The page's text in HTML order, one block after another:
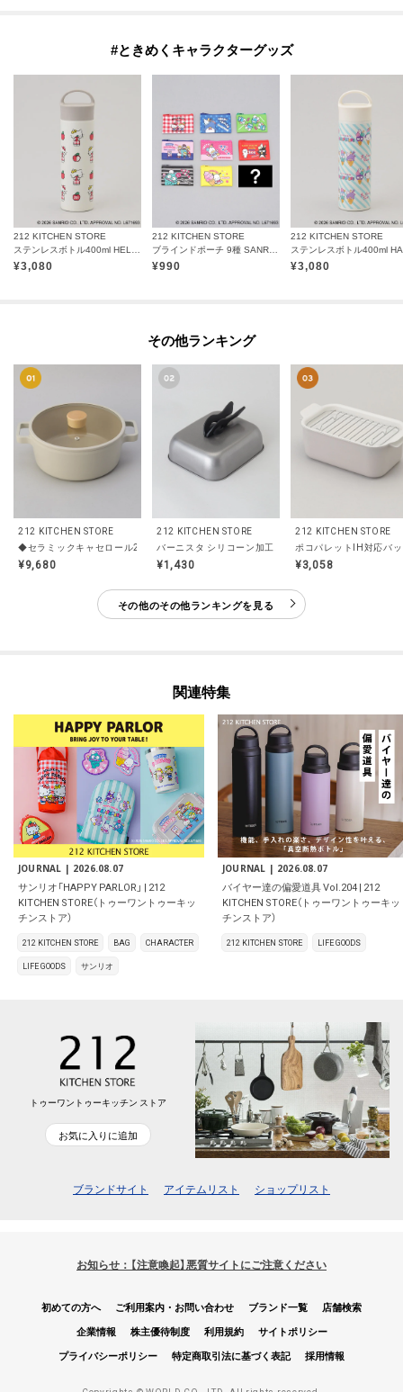
#ときめくキャラクターグッズ
212 KITCHEN STORE
ステンレスボトル400ml HELLO KITTY ＜Sanrio サンリオ＞
¥3,080
212 KITCHEN STORE
ブラインドポーチ 9種 SANRIO CHARACTERS ＜Sanrio サンリオ＞
¥990
212 KITCHEN STORE
¥3,080
その他ランキング
212 KITCHEN STORE
◆セラミックキャセロール22cm WH ＜FIKA フィカ＞
¥9,680
212 KITCHEN STORE
バーニスタ シリコーン加工スタンドプレートカバー角
¥1,430
212 KITCHEN STORE
ポコパレットIH対応バ
¥3,058
その他のその他ランキングを見る
関連特集
JOURNAL | 2026.08.07
サンリオ「HAPPY PARLOR」 | 212
KITCHEN STORE（トゥーワントゥーキッ
チンストア）
212 KITCHEN STORE BAG
CHARACTER
LIFE GOODS
サンリオ
JOURNAL | 2026.08.07
バイヤー達の偏愛道具 Vol.204 | 212
KITCHEN STORE（トゥーワントゥーキッ
チンストア）
212 KITCHEN STORE LIFE GOODS
トゥーワントゥーキッチン ストア
お気に入りに追加
ブランドサイト アイテムリスト ショップリスト
お知らせ：【注意喚起】悪質サイトにご注意ください
初めての方へ ご利用案内・お問い合わせ ブランド一覧
店舗検索
企業情報
株主優待制度 利用規約
サイトポリシー
プライバシーポリシー
特定商取引法に基づく表記 採用情報